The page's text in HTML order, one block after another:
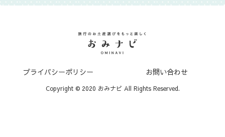
プライバシーポリシー お問い合わせ
Copyright © 2020 おみナビ All Rights Reserved.